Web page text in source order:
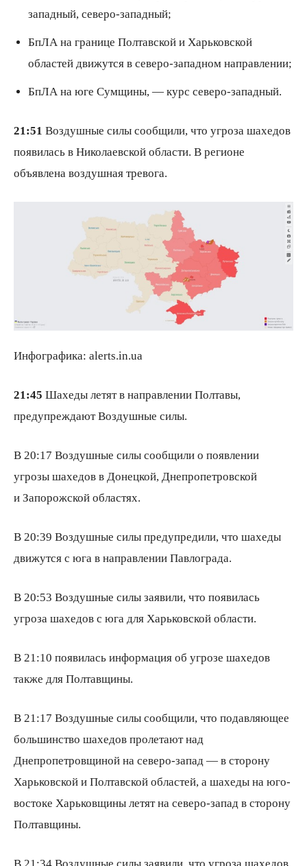
западный, северо-западный;
БпЛА на границе Полтавской и Харьковской
областей движутся в северо-западном направлении;
БпЛА на юге Сумщины, — курс северо-западный.
21:51 Воздушные силы сообщили, что угроза шахедов
появилась в Николаевской области. В регионе
объявлена воздушная тревога.
Инфографика: alerts.in.ua
21:45 Шахеды летят в направлении Полтавы,
предупреждают Воздушные силы.
В 20:17 Воздушные силы сообщили о появлении
угрозы шахедов в Донецкой, Днепропетровской
и Запорожской областях.
В 20:39 Воздушные силы предупредили, что шахеды
движутся с юга в направлении Павлограда.
В 20:53 Воздушные силы заявили, что появилась
угроза шахедов с юга для Харьковской области.
В 21:10 появилась информация об угрозе шахедов
также для Полтавщины.
В 21:17 Воздушные силы сообщили, что подавляющее
большинство шахедов пролетают над
Днепропетровщиной на северо-запад — в сторону
Харьковской и Полтавской областей, а шахеды на юго-
востоке Харьковщины летят на северо-запад в сторону
Полтавщины.